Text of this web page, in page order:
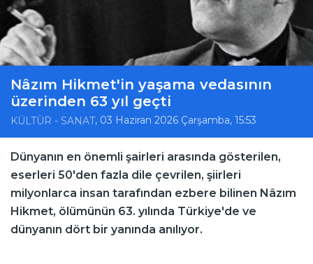
Nâzım Hikmet'in yaşama vedasının
üzerinden 63 yıl geçti
KÜLTÜR - SANAT, 03 Haziran 2026 Çarşamba, 15:53
Dünyanın en önemli şairleri arasında gösterilen,
eserleri 50'den fazla dile çevrilen, şiirleri
milyonlarca insan tarafından ezbere bilinen Nâzım
Hikmet, ölümünün 63. yılında Türkiye'de ve
dünyanın dört bir yanında anılıyor.